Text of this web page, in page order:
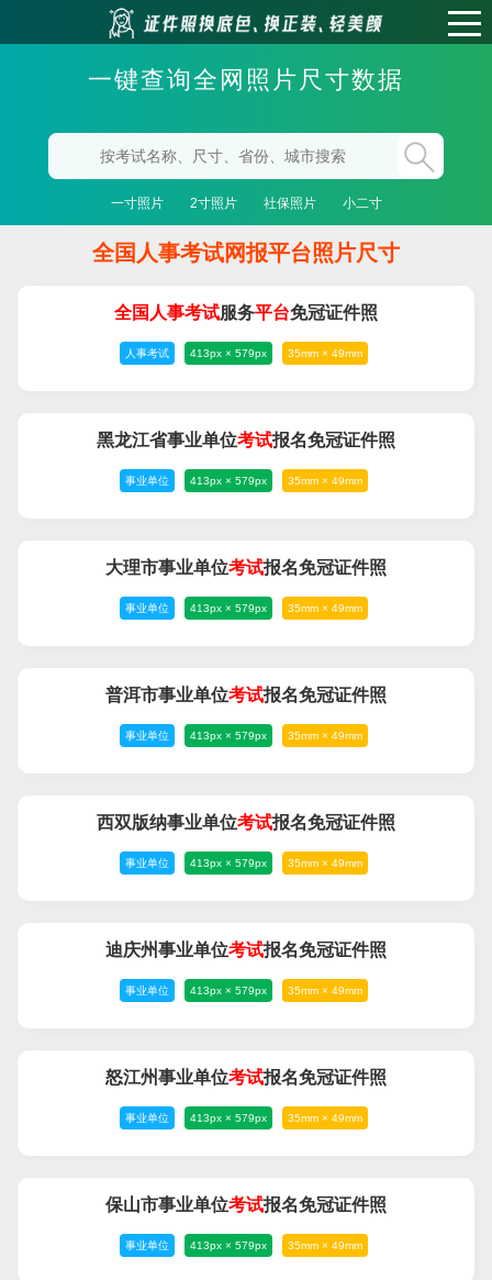
一键查询全网照片尺寸数据
一寸照片 2寸照片 社保照片 小二寸
全国人事考试网报平台照片尺寸
全国 人事考试服务平台免冠证件照
人事考试 413px × 579px 35mm × 49mm
黑龙江省事业单位考试报名免冠证件照
事业单位 413px × 579px 35mm × 49mm
大理市事业单位考试报名免冠证件照
事业单位 413px × 579px 35mm × 49mm
普洱市事业单位考试报名免冠证件照
事业单位 413px × 579px 35mm × 49mm
西双版纳事业单位考试报名免冠证件照
事业单位 413px × 579px 35mm × 49mm
迪庆州事业单位考试报名免冠证件照
事业单位 413px × 579px 35mm × 49mm
怒江州事业单位考试报名免冠证件照
事业单位 413px × 579px 35mm × 49mm
保山市事业单位考试报名免冠证件照
事业单位 413px × 579px 35mm × 49mm